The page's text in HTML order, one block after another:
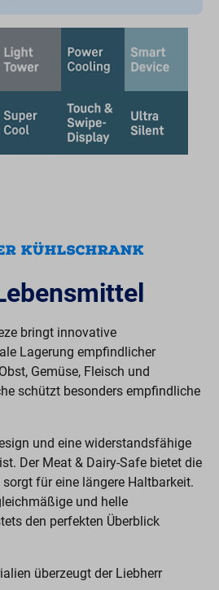
KÜHLSCHRANK
bringt innovative
Lagerung empfindlicher
Gemüse, Fleisch und
schützt besonders empfindliche
und eine widerstandsfähige
Der Meat & Dairy-Safe bietet die
für eine längere Haltbarkeit.
und helle
den perfekten Überblick
überzeugt der Liebherr